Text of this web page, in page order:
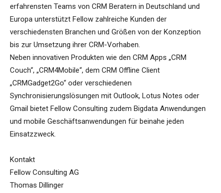
erfahrensten Teams von CRM Beratern in Deutschland und
Europa unterstützt Fellow zahlreiche Kunden der
verschiedensten Branchen und Größen von der Konzeption
bis zur Umsetzung ihrer CRM-Vorhaben.
Neben innovativen Produkten wie den CRM Apps „CRM
Couch“, „CRM4Mobile“, dem CRM Offline Client
„CRMGadget2Go“ oder verschiedenen
Synchronisierungslösungen mit Outlook, Lotus Notes oder
Gmail bietet Fellow Consulting zudem Bigdata Anwendungen
und mobile Geschäftsanwendungen für beinahe jeden
Einsatzzweck.
Kontakt
Fellow Consulting AG
Thomas Dillinger